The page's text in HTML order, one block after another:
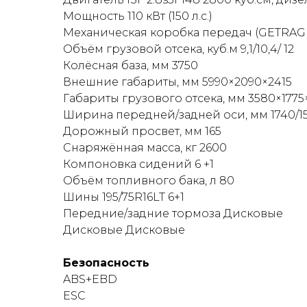
пригородных условиях.
Грузопассажирский кузов позволяет
салона адаптирована под рабочие
Кабина оборудована кондиционером,
Рабочее место водителя рассчитано на
Компания «МАХИНА» предлагает купить
комплектации, наличии техники,
приобретение запасных частей.
Мощность 110 кВт (150 л.с.)
Механическая коробка передач (GETRAG
Объём грузовой отсека, куб.м 9,1/10,4/ 12
Колёсная база, мм 3750
Внешние габариты, мм 5990×2090×2415
Габариты грузового отсека, мм
Ширина передней/задней оси, мм 1740/
Дорожный просвет, мм 165
Снаряжённая масса, кг 2600
Компоновка сидений 6 +1
Объём топливного бака, л 80
Шины 195/75R16LT 6+1
Передние/задние тормоза Дисковые
Дисковые Дисковые
Безопасность
ABS+EBD
ESC